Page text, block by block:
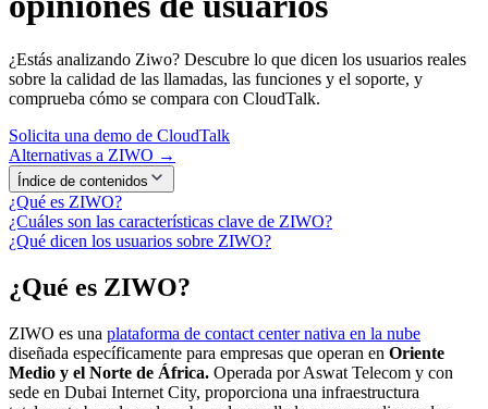
¿Estás analizando Ziwo? Descubre lo que dicen los usuarios reales
sobre la calidad de las llamadas, las funciones y el soporte, y
comprueba cómo se compara con CloudTalk.
Solicita una demo de CloudTalk
Alternativas a ZIWO →
Índice de contenidos
¿Qué es ZIWO?
¿Cuáles son las características clave de ZIWO?
¿Qué dicen los usuarios sobre ZIWO?
¿Qué es ZIWO?
ZIWO es una plataforma de contact center nativa en la nube
diseñada específicamente para empresas que operan en Oriente
Medio y el Norte de África. Operada por Aswat Telecom y con
sede en Dubai Internet City, proporciona una infraestructura